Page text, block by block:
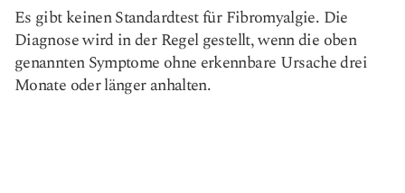
Es gibt keinen Standardtest für Fibromyalgie. Die
Diagnose wird in der Regel gestellt, wenn die oben
genannten Symptome ohne erkennbare Ursache drei
Monate oder länger anhalten.